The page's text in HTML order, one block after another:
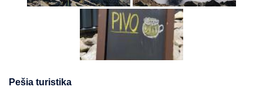
Pešia turistika